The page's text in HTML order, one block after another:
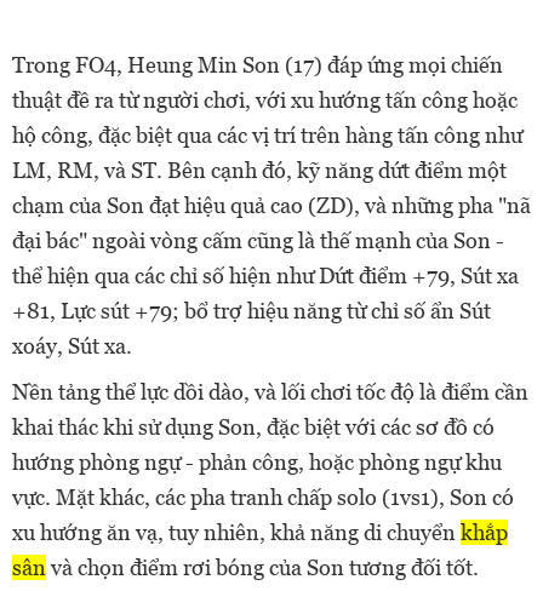
Trong FO4, Heung Min Son (17) đáp ứng mọi chiến
thuật đề ra từ người chơi, với xu hướng tấn công hoặc
hộ công, đặc biệt qua các vị trí trên hàng tấn công như
LM, RM, và ST. Bên cạnh đó, kỹ năng dứt điểm một
chạm của Son đạt hiệu quả cao (ZD), và những pha "nã
đại bác" ngoài vòng cấm cũng là thế mạnh của Son -
thể hiện qua các chỉ số hiện như Dứt điểm +79, Sút xa
+81, Lực sút +79; bổ trợ hiệu năng từ chỉ số ẩn Sút
xoáy, Sút xa.
Nền tảng thể lực dồi dào, và lối chơi tốc độ là điểm cần
khai thác khi sử dụng Son, đặc biệt với các sơ đồ có
hướng phòng ngự - phản công, hoặc phòng ngự khu
vực. Mặt khác, các pha tranh chấp solo (1vs1), Son có
xu hướng ăn vạ, tuy nhiên, khả năng di chuyển khắp
sânvà chọn điểm rơi bóng của Son tương đối tốt.